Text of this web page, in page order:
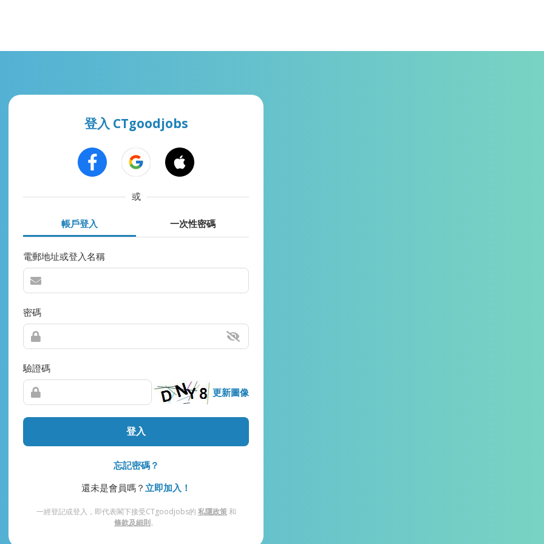
登入 CTgoodjobs
或
帳戶登入 一次性密碼
電郵地址或登入名稱
密碼
驗證碼
更新圖像
登入
忘記密碼？
還未是會員嗎？ 立即加入！
一經登記或登入，即代表閣下接受CTgoodjobs的 私隱政策和
條款及細則。